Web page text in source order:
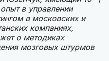
в управлении
в московских и
компаниях,
о методиках
мозговых штурмов